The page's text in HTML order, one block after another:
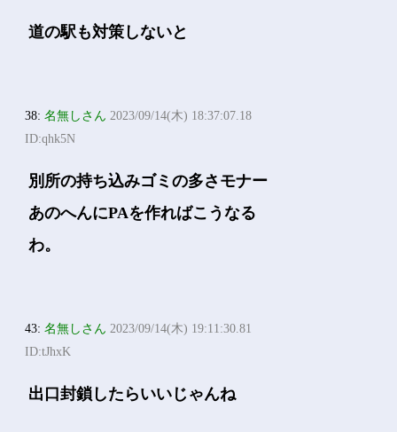
道の駅も対策しないと
38:名無しさん 2023/09/14(木) 18:37:07.18
ID:qhk5N
別所の持ち込みゴミの多さモナー
あのへんにPAを作ればこうなる
わ。
43:名無しさん 2023/09/14(木) 19:11:30.81
ID:tJhxK
出口封鎖したらいいじゃんね